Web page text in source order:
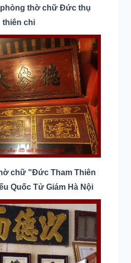
phòng thờ chữ Đức thụ
thiên chi
chữ "Đức Tham Thiên
Quốc Tử Giám Hà Nội